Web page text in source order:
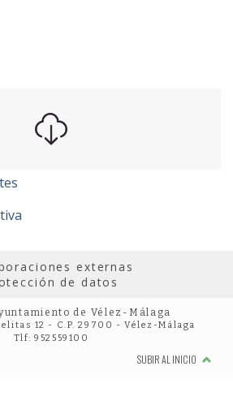
externas
de datos
de Vélez-Málaga
12 - C.P. 29700 - Vélez-Málaga
Tlf: 952559100
SUBIR AL INICIO